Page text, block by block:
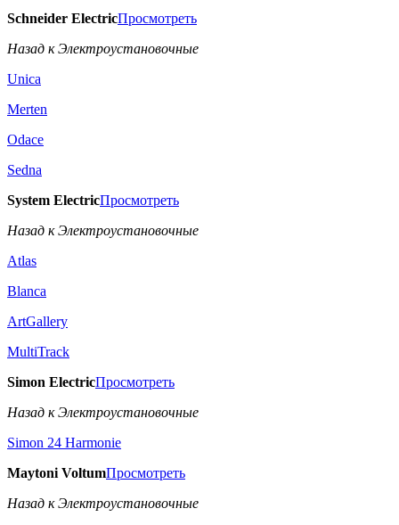
Schneider ElectricПросмотреть
Назад к Электроустановочные
Unica
Merten
Odace
Sedna
System ElectricПросмотреть
Назад к Электроустановочные
Atlas
Blanca
ArtGallery
MultiTrack
Simon ElectricПросмотреть
Назад к Электроустановочные
Simon 24 Harmonie
Maytoni VoltumПросмотреть
Назад к Электроустановочные